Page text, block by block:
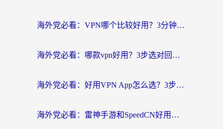
海外党必看：VPN哪个比较好用？3分钟找到适合你的回国加速方案
海外党必看：哪款vpn好用？3步选对回国加速器，无缝刷剧玩游戏
海外党必看：好用VPN App怎么选？3步教你无缝访问国内资源
海外党必看：雷神手游和SpeedCN好用吗？3招选对回国加速器无缝刷国内资源